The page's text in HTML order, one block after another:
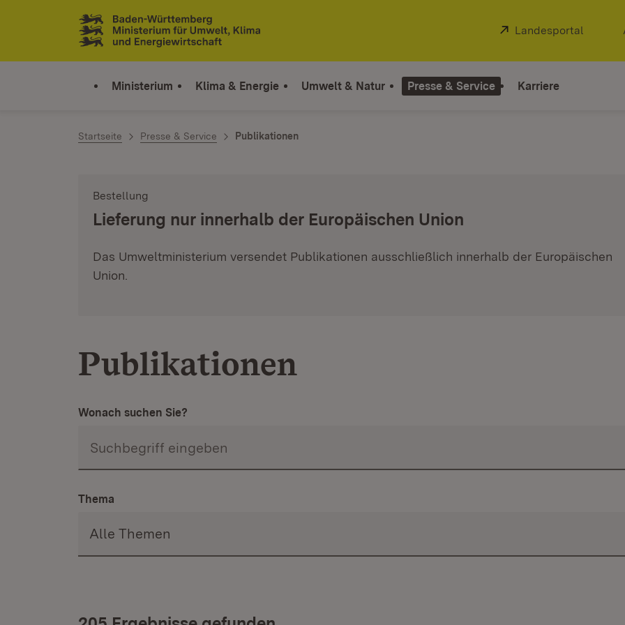
Zum Inhalt springen
Link zur Startseite
Extern:
Landesportal
Ministerium Klima & Energie Umwelt & Natur Presse & Service Karriere
Startseite Presse & Service Publikationen
Bestellung
Lieferung nur innerhalb der Europäischen Union
Das Umweltministerium versendet Publikationen ausschließlich innerhalb der Europäischen
Union.
Publikationen
Wonach suchen Sie?
Thema